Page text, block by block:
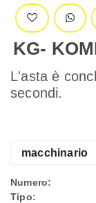
KG-
L'asta è
secondi.
macchinario
Numero:
Tipo: